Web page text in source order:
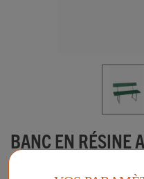
BANC EN RÉSINE
1.20M - MADE IN